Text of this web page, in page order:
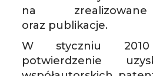
na
oraz publikacje.
W styczniu
potwierdzenie